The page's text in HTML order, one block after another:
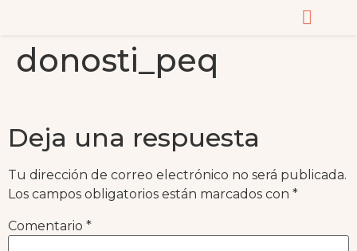
donosti_peq
Deja una respuesta
Tu dirección de correo electrónico no será publicada.
Los campos obligatorios están marcados con *
Comentario *